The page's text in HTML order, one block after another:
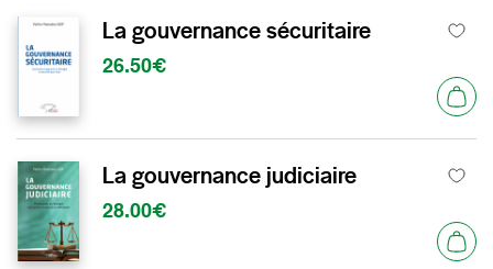
La gouvernance sécuritaire
26.50€
La gouvernance judiciaire
28.00€